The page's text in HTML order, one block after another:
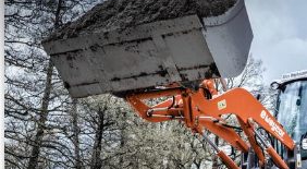
Paino:6450 kg
Moottori:Deutz TCD 3.6 L4 (80
Päästöluokka:Stage V
Kaatokuorma:5170/4565 kg